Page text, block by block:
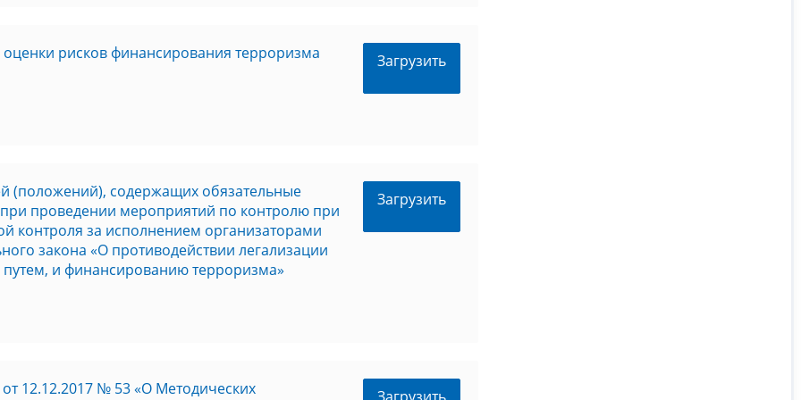
рисков финансирования терроризма Загрузить
(положений), содержащих обязательные
проведении мероприятий по контролю при
контроля за исполнением организаторами
закона «О противодействии легализации
и финансированию терроризма»
Загрузить
12.12.2017 № 53 «О Методических
Загрузить